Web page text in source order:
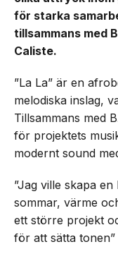
för starka
tillsammans med
Caliste.
”La La” är en
melodiska inslag,
Tillsammans med
för projektets
modernt sound
”Jag ville skapa
sommar, värme
ett större projekt
för att sätta